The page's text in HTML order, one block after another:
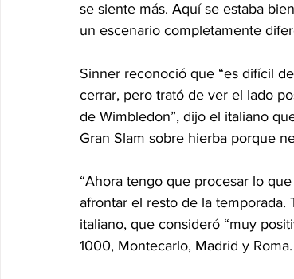
se siente más. Aquí se estaba
un escenario completamente
Sinner reconoció que “es difícil
cerrar, pero trató de ver el lado
de Wimbledon”, dijo el italiano
Gran Slam sobre hierba porque
“Ahora tengo que procesar lo
afrontar el resto de la temporada.
italiano, que consideró “muy
1000, Montecarlo, Madrid y Roma.